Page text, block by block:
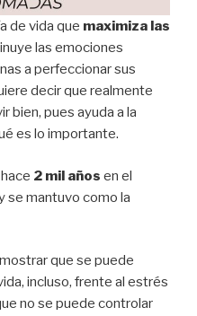
de vida que maximiza las
las emociones
a perfeccionar sus
decir que realmente
bien, pues ayuda a la
es lo importante.
2 mil años en el
se mantuvo como la
que se puede
incluso, frente al estrés
no se puede controlar